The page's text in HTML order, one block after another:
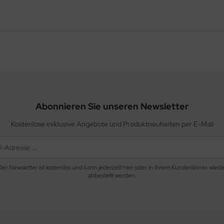
Abonnieren Sie unseren Newsletter
Kostenlose exklusive Angebote und Produktneuheiten per E-Mail
Newsletter ist kostenlos und kann jederzeit hier oder in Ihrem Kundenkonto
abbestellt werden.